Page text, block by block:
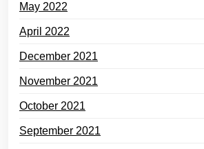
May 2022
April 2022
December 2021
November 2021
October 2021
September 2021